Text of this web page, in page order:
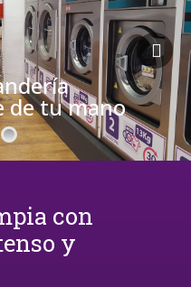
de tu mano
con
y